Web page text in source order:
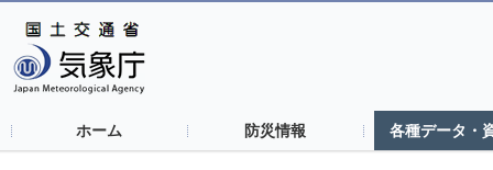
ホーム 防災情報 各種データ・